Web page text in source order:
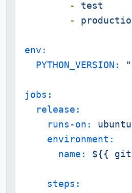
-
test
-
env:
PYTHON_VERSION:
jobs:
release:
runs-on:
environment:
name:
${{
steps: